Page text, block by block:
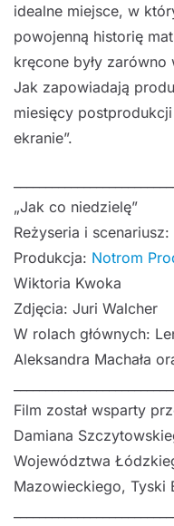
idealne miejsce, w
powojenną historię
kręcone były
Jak zapowiadają
miesięcy
ekranie”.
„Jak co niedzielę”
Reżyseria i
Produkcja: Notrom
Wiktoria Kwoka
Zdjęcia: Juri Walcher
W rolach głównych:
Aleksandra Machała
Film został wsparty
Damiana
Województwa
Mazowieckiego, Tyski